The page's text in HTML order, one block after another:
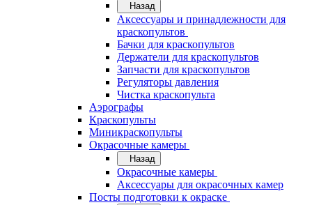
Назад
Аксессуары и принадлежности для
краскопультов
Бачки для краскопультов
Держатели для краскопультов
Запчасти для краскопультов
Регуляторы давления
Чистка краскопульта
Аэрографы
Краскопульты
Миникраскопульты
Окрасочные камеры
Назад
Окрасочные камеры
Аксессуары для окрасочных камер
Посты подготовки к окраске